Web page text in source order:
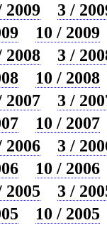
2009
3 /
10 / 2009
2008
3 /
10 / 2008
2007
3 /
10 / 2007
2006
3 /
10 / 2006
2005
3 /
10 / 2005